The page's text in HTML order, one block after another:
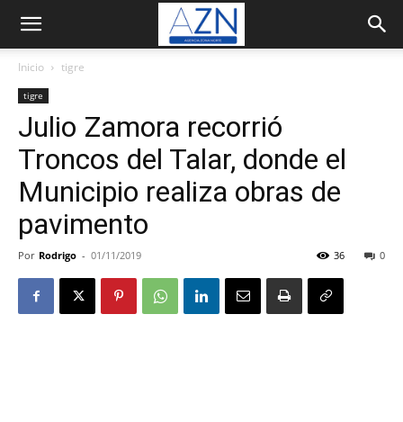
Inicio tigre
tigre
Julio Zamora recorrió
Troncos del Talar, donde el
Municipio realiza obras de
pavimento
Por Rodrigo - 01/11/2019 0
36